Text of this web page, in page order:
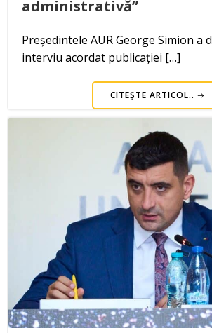
administrativă”
Președintele AUR George Simion a
interviu acordat publicației […]
CITEȘTE ARTICOL..